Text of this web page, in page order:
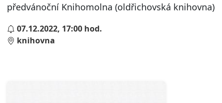
předvánoční Knihomolna (oldřichovská knihovna)
07.12.2022, 17:00 hod.
knihovna